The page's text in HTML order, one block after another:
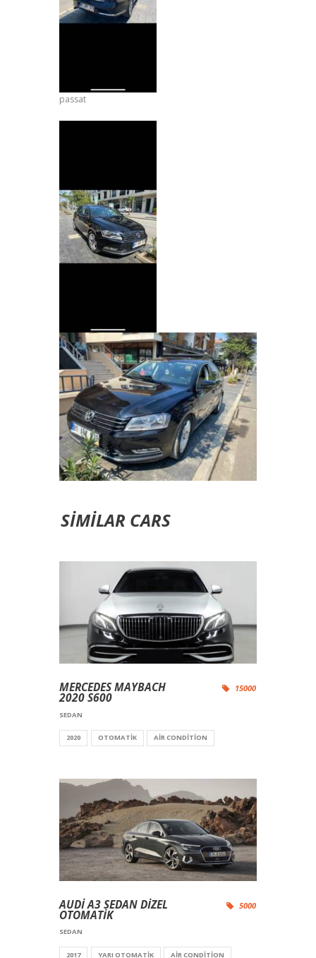
passat
SIMILAR CARS
MERCEDES MAYBACH
2020 S600
SEDAN
15000
2020 OTOMATIK AIR CONDITION
AUDİ A3 SEDAN DİZEL
OTOMATİK
SEDAN
5000
2017 YARI OTOMATIK AIR CONDITION